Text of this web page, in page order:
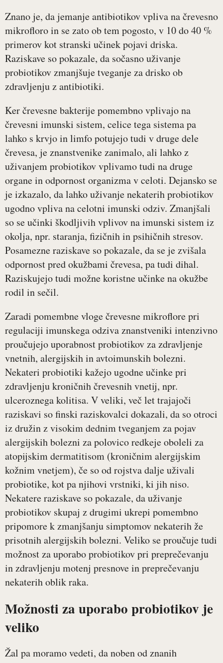
Znano je, da jemanje antibiotikov vpliva na črevesno
mikrofloro in se zato ob tem pogosto, v 10 do 40 %
primerov kot stranski učinek pojavi driska.
Raziskave so pokazale, da sočasno uživanje
probiotikov zmanjšuje tveganje za drisko ob
zdravljenju z antibiotiki.
Ker črevesne bakterije pomembno vplivajo na
črevesni imunski sistem, celice tega sistema pa
lahko s krvjo in limfo potujejo tudi v druge dele
črevesa, je znanstvenike zanimalo, ali lahko z
uživanjem probiotikov vplivamo tudi na druge
organe in odpornost organizma v celoti. Dejansko se
je izkazalo, da lahko uživanje nekaterih probiotikov
ugodno vpliva na celotni imunski odziv. Zmanjšali
so se učinki škodljivih vplivov na imunski sistem iz
okolja, npr. staranja, fizičnih in psihičnih stresov.
Posamezne raziskave so pokazale, da se je zvišala
odpornost pred okužbami črevesa, pa tudi dihal.
Raziskujejo tudi možne koristne učinke na okužbe
rodil in sečil.
Zaradi pomembne vloge črevesne mikroflore pri
regulaciji imunskega odziva znanstveniki intenzivno
proučujejo uporabnost probiotikov za zdravljenje
vnetnih, alergijskih in avtoimunskih bolezni.
Nekateri probiotiki kažejo ugodne učinke pri
zdravljenju kroničnih črevesnih vnetij, npr.
ulceroznega kolitisa. V veliki, več let trajajoči
raziskavi so finski raziskovalci dokazali, da so otroci
iz družin z visokim dednim tveganjem za pojav
alergijskih bolezni za polovico redkeje oboleli za
atopijskim dermatitisom (kroničnim alergijskim
kožnim vnetjem), če so od rojstva dalje uživali
probiotike, kot pa njihovi vrstniki, ki jih niso.
Nekatere raziskave so pokazale, da uživanje
probiotikov skupaj z drugimi ukrepi pomembno
pripomore k zmanjšanju simptomov nekaterih že
prisotnih alergijskih bolezni. Veliko se proučuje tudi
možnost za uporabo probiotikov pri preprečevanju
in zdravljenju motenj presnove in preprečevanju
nekaterih oblik raka.
Možnosti za uporabo probiotikov je
veliko
Žal pa moramo vedeti, da noben od znanih